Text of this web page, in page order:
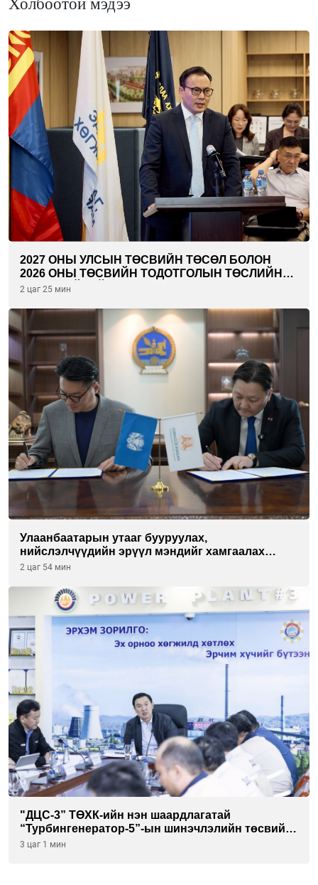
2027 ОНЫ УЛСЫН ТӨСВИЙН ТӨСӨЛ БОЛОН
2026 ОНЫ ТӨСВИЙН ТОДОТГОЛЫН ТӨСЛИЙН
ОЛОН НИЙТИЙН ХЭЛЭЛЦҮҮЛЭГ БОЛЛОО
2 цаг 25 мин
Улаанбаатарын утааг бууруулах,
нийслэлчүүдийн эрүүл мэндийг хамгаалах
төслийг “Чингис хаан баялгийн сан нэгдэл” ХХК-
2 цаг 54 мин
"ДЦС-3” ТӨХК-ийн нэн шаардлагатай
“Турбингенератор-5”-ын шинэчлэлийн төсвийг
шийдвэрлэхээр болов
3 цаг 1 мин